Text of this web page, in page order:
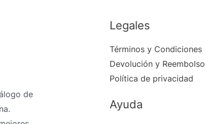
de
Legales
Términos y Condiciones
Devolución y Reembolso
Política de privacidad
Ayuda